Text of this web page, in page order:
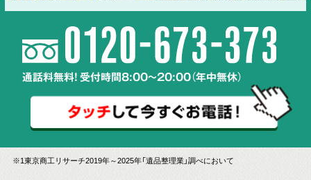
通話料無料! 受付時間8:00～20:00（年中無休）
※1東京商工リサーチ2019年～2025年「遺品整理業」調べにおいて